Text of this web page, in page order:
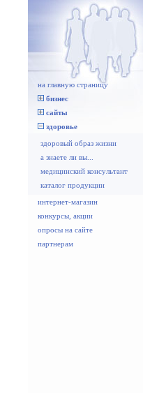
на главную страницу
бизнес
сайты
здоровье
здоровый образ жизни
а знаете ли вы...
медицинский консультант
каталог продукции
интернет-магазин
конкурсы, акции
опросы на сайте
партнерам